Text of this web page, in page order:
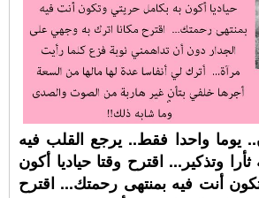
يوما واحدا فقط.. يرجع القلب فيه
وتذكير... اقترح وقتا حياديا أكون
أنت فيه بمنتهى رحمتك... اقترح